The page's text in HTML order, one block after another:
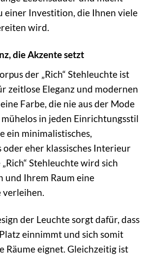
einer Investition, die Ihnen viele
wird.
die Akzente setzt
der „Rich“ Stehleuchte ist
zeitlose Eleganz und modernen
Farbe, die nie aus der Mode
in jeden Einrichtungsstil
ein minimalistisches,
oder eher klassisches Interieur
Stehleuchte wird sich
und Ihrem Raum eine
der Leuchte sorgt dafür, dass
einnimmt und sich somit
Räume eignet. Gleichzeitig ist